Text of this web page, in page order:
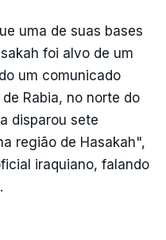
uma de suas bases
foi alvo de um
um comunicado
Rabia, no norte do
disparou sete
região de Hasakah",
iraquiano, falando